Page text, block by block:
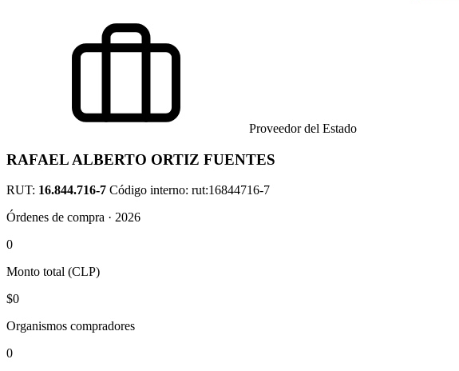
Proveedor del Estado
RAFAEL ALBERTO ORTIZ FUENTES
RUT: 16.844.716-7 Código interno: rut:16844716-7
Órdenes de compra · 2026
0
Monto total (CLP)
$0
Organismos compradores
0